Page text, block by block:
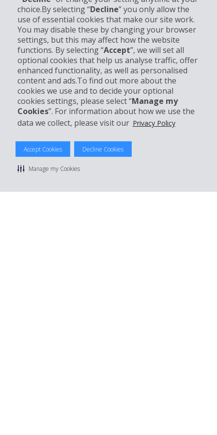
choice.By selecting “Decline” you only allow the
use of essential cookies that make our site work.
You may disable these by changing your browser
settings, but this may affect how the website
functions. By selecting “Accept”, we will set all
optional cookies that help us analyse traffic, offer
enhanced functionality, as well as personalised
content and ads.To find out more about the
cookies we use and to decide your optional
cookies settings, please select “Manage my
Cookies”. For information about how we use the
data we collect, please visit our Privacy Policy
Accept Cookies Decline Cookies
Manage my Cookies
Informations sur l'entreprise
Entreprise
Support client
Réserver avec Hertz
© 2026 The Hertz System, Inc.
Politique de confidentialité | Conditions d'utilisation du site
Conditions de location |